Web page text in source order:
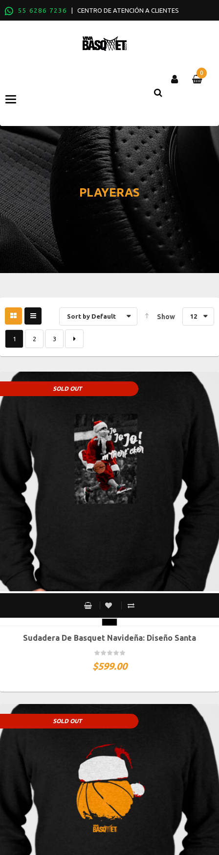
55 6286 7236 | CENTRO DE ATENCIÓN A CLIENTES
Categories
0
PLAYERAS
Sort by Default Show 12
1 2 3
SOLD OUT
CH M G XG XXG
Sudadera De Basquet Navideña: Diseño Santa
$599.00
SOLD OUT